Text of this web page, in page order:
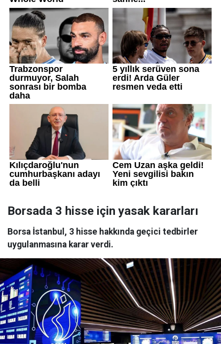
Borsada 3 hisse için yasak kararları
Borsa İstanbul, 3 hisse hakkında geçici tedbirler
uygulanmasına karar verdi.